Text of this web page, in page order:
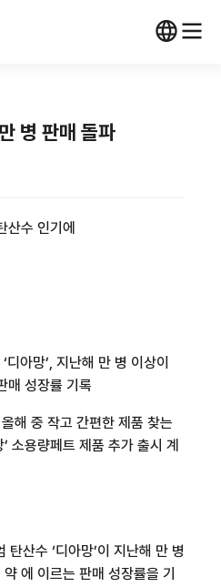
병 판매 돌파
산수 인기에
‘디아망’, 지난해 만 병 이상이
매 성장률 기록
해 중 작고 간편한 제품 찾는
’ 소용량페트 제품 추가 출시 계
탄산수 ‘디아망’이 지난해 만 병
약 에 이르는 판매 성장률을 기